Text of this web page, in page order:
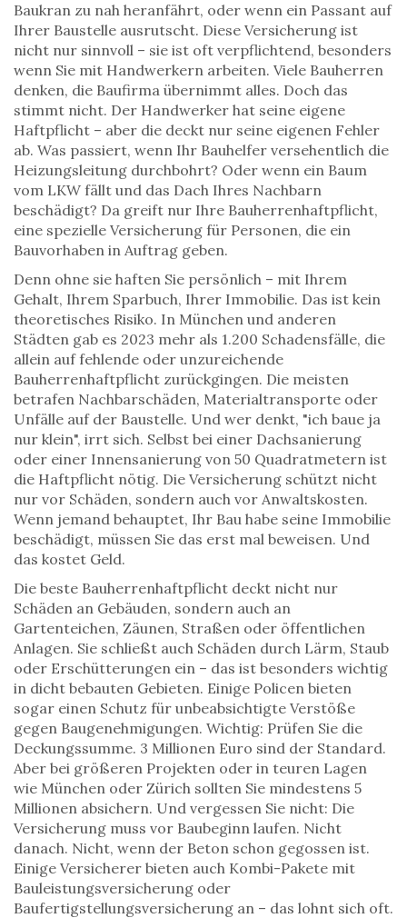
Baukran zu nah heranfährt, oder wenn ein Passant auf
Ihrer Baustelle ausrutscht. Diese Versicherung ist
nicht nur sinnvoll – sie ist oft verpflichtend, besonders
wenn Sie mit Handwerkern arbeiten. Viele Bauherren
denken, die Baufirma übernimmt alles. Doch das
stimmt nicht. Der Handwerker hat seine eigene
Haftpflicht – aber die deckt nur seine eigenen Fehler
ab. Was passiert, wenn Ihr Bauhelfer versehentlich die
Heizungsleitung durchbohrt? Oder wenn ein Baum
vom LKW fällt und das Dach Ihres Nachbarn
beschädigt? Da greift nur Ihre Bauherrenhaftpflicht,
eine spezielle Versicherung für Personen, die ein
Bauvorhaben in Auftrag geben.
Denn ohne sie haften Sie persönlich – mit Ihrem
Gehalt, Ihrem Sparbuch, Ihrer Immobilie. Das ist kein
theoretisches Risiko. In München und anderen
Städten gab es 2023 mehr als 1.200 Schadensfälle, die
allein auf fehlende oder unzureichende
Bauherrenhaftpflicht zurückgingen. Die meisten
betrafen Nachbarschäden, Materialtransporte oder
Unfälle auf der Baustelle. Und wer denkt, "ich baue ja
nur klein", irrt sich. Selbst bei einer Dachsanierung
oder einer Innensanierung von 50 Quadratmetern ist
die Haftpflicht nötig. Die Versicherung schützt nicht
nur vor Schäden, sondern auch vor Anwaltskosten.
Wenn jemand behauptet, Ihr Bau habe seine Immobilie
beschädigt, müssen Sie das erst mal beweisen. Und
das kostet Geld.
Die beste Bauherrenhaftpflicht deckt nicht nur
Schäden an Gebäuden, sondern auch an
Gartenteichen, Zäunen, Straßen oder öffentlichen
Anlagen. Sie schließt auch Schäden durch Lärm, Staub
oder Erschütterungen ein – das ist besonders wichtig
in dicht bebauten Gebieten. Einige Policen bieten
sogar einen Schutz für unbeabsichtigte Verstöße
gegen Baugenehmigungen. Wichtig: Prüfen Sie die
Deckungssumme. 3 Millionen Euro sind der Standard.
Aber bei größeren Projekten oder in teuren Lagen
wie München oder Zürich sollten Sie mindestens 5
Millionen absichern. Und vergessen Sie nicht: Die
Versicherung muss vor Baubeginn laufen. Nicht
danach. Nicht, wenn der Beton schon gegossen ist.
Einige Versicherer bieten auch Kombi-Pakete mit
Bauleistungsversicherung oder
Baufertigstellungsversicherung an – das lohnt sich oft.